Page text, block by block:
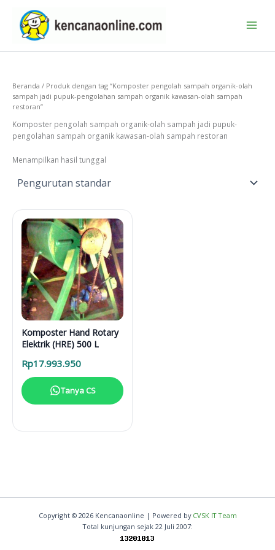
konten
Beranda / Produk dengan tag “Komposter pengolah sampah organik-olah
sampah jadi pupuk-pengolahan sampah organik kawasan-olah sampah
restoran”
Komposter pengolah sampah organik-olah sampah jadi pupuk-
pengolahan sampah organik kawasan-olah sampah restoran
Menampilkan hasil tunggal
Komposter Hand Rotary
Elektrik (HRE) 500 L
Rp17.993.950
Tanya CS
Copyright © 2026 Kencanaonline | Powered by CVSK IT Team
Total kunjungan sejak 22 Juli 2007: